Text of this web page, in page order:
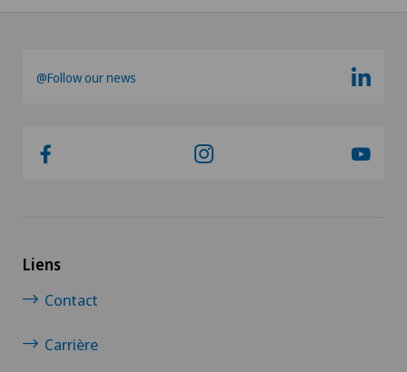
@Follow our news
Liens
Contact
Carrière